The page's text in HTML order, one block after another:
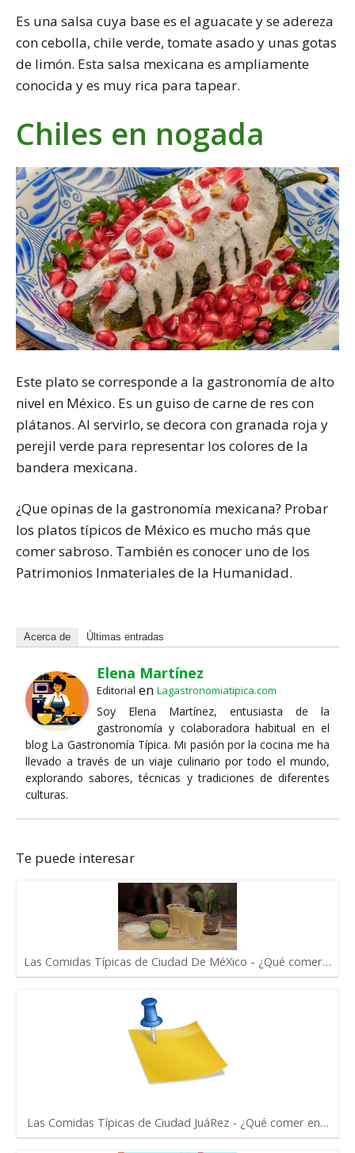
Es una salsa cuya base es el aguacate y se adereza
con cebolla, chile verde, tomate asado y unas gotas
de limón. Esta salsa mexicana es ampliamente
conocida y es muy rica para tapear.
Chiles en nogada
Este plato se corresponde a la gastronomía de alto
nivel en México. Es un guiso de carne de res con
plátanos. Al servirlo, se decora con granada roja y
perejil verde para representar los colores de la
bandera mexicana.
¿Que opinas de la gastronomía mexicana? Probar
los platos típicos de México es mucho más que
comer sabroso. También es conocer uno de los
Patrimonios Inmateriales de la Humanidad.
Acerca de Últimas entradas
Elena Martínez
Editorial en Lagastronomiatipica.com
Soy Elena Martínez, entusiasta de la
gastronomía y colaboradora habitual en el
blog La Gastronomía Típica. Mi pasión por la cocina me ha
llevado a través de un viaje culinario por todo el mundo,
explorando sabores, técnicas y tradiciones de diferentes
culturas.
Te puede interesar
Las Comidas Típicas de Ciudad De MéXico - ¿Qué comer…
Las Comidas Típicas de Ciudad JuáRez - ¿Qué comer en…